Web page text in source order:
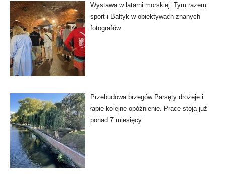
Wystawa w latarni morskiej. Tym razem
sport i Bałtyk w obiektywach znanych
fotografów
Przebudowa brzegów Parsęty drożeje i
łapie kolejne opóźnienie. Prace stoją już
ponad 7 miesięcy